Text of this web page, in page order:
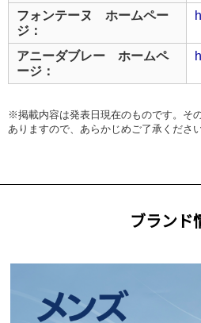
フォンテーヌ ホームペー
ジ：
アニーダブレー ホームペ
ージ：
※掲載内容は発表日現在のものです。そ
ありますので、あらかじめご了承ください
ブランド